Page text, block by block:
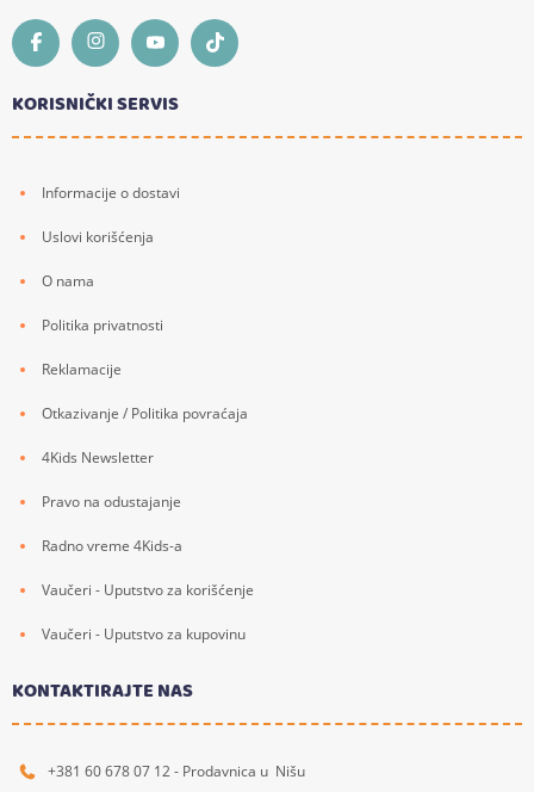
KORISNIČKI SERVIS
Informacije o dostavi
Uslovi korišćenja
O nama
Politika privatnosti
Reklamacije
Otkazivanje / Politika povraćaja
4Kids Newsletter
Pravo na odustajanje
Radno vreme 4Kids-a
Vaučeri - Uputstvo za korišćenje
Vaučeri - Uputstvo za kupovinu
KONTAKTIRAJTE NAS
+381 60 678 07 12 - Prodavnica u Nišu